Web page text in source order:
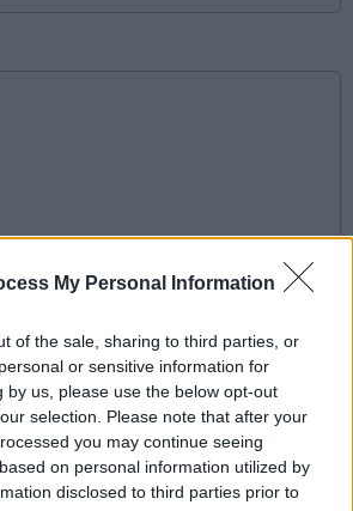
My Personal Information
of the sale, sharing to third parties, or
or sensitive information for
by us, please use the below opt-out
selection. Please note that after your
you may continue seeing
on personal information utilized by
disclosed to third parties prior to
This site is protected by
Privacy PolicyandTerms of